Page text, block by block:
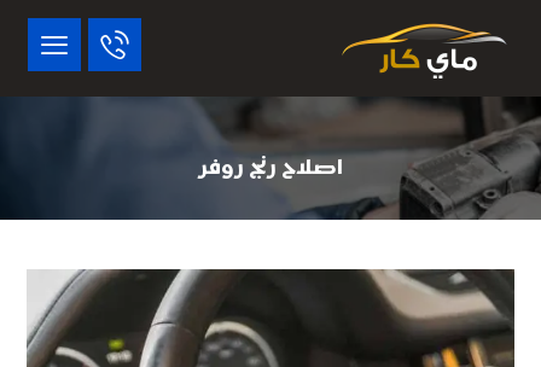
اصلاح رنج روفر